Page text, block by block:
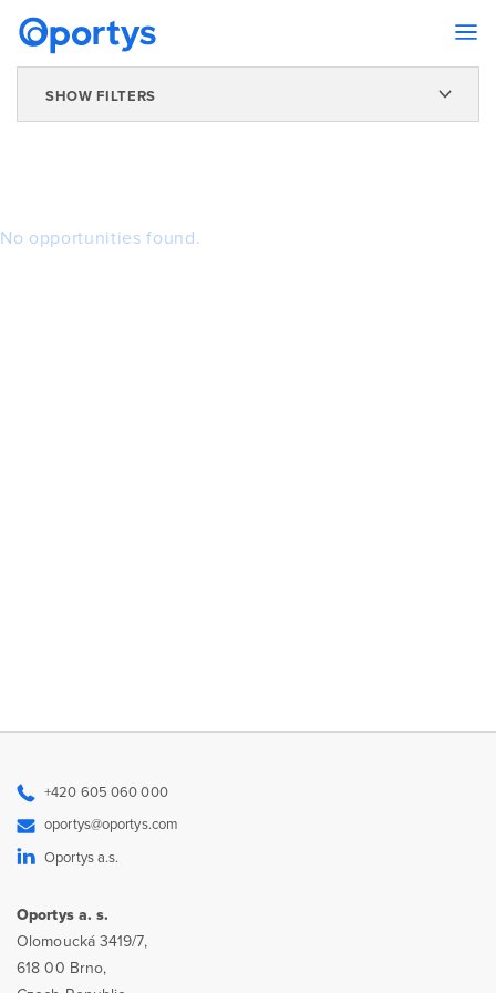
SHOW FILTERS
No opportunities found.
+420 605 060 000
oportys@oportys.com
Oportys a.s.
Oportys a. s.
Olomoucká 3419/7,
618 00 Brno,